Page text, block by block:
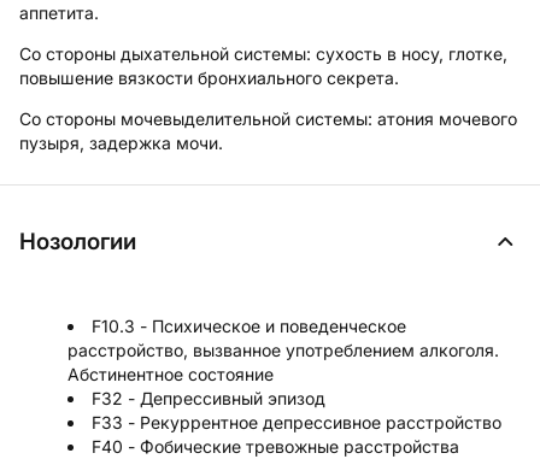
аппетита.
Со стороны дыхательной системы: сухость в носу, глотке,
повышение вязкости бронхиального секрета.
Со стороны мочевыделительной системы: атония мочевого
пузыря, задержка мочи.
Нозологии
F10.3 - Психическое и поведенческое
расстройство, вызванное употреблением алкоголя.
Абстинентное состояние
F32 - Депрессивный эпизод
F33 - Рекуррентное депрессивное расстройство
F40 - Фобические тревожные расстройства